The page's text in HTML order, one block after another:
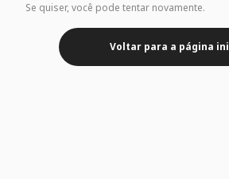
Se quiser, você pode tentar novamente.
Voltar para a página